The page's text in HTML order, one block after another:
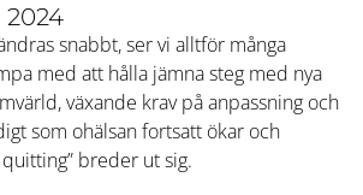
snabbt, ser vi alltför många
med att hålla jämna steg med nya
växande krav på anpassning och
som ohälsan fortsatt ökar och
breder ut sig.